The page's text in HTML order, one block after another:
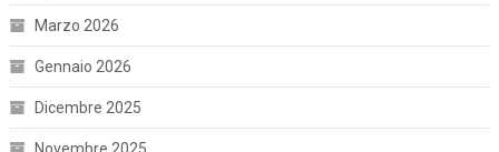
Marzo 2026
Gennaio 2026
Dicembre 2025